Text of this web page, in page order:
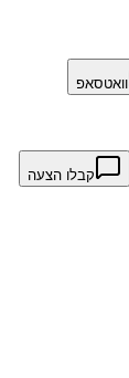
וואטסאפ
קבלו הצעה